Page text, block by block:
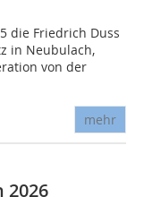
die Friedrich Duss
in Neubulach,
von der
mehr
2026